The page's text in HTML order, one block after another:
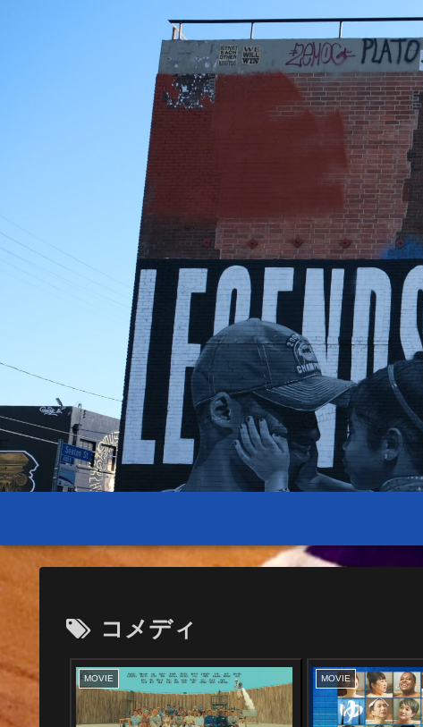
コメディ
MOVIE MOVIE